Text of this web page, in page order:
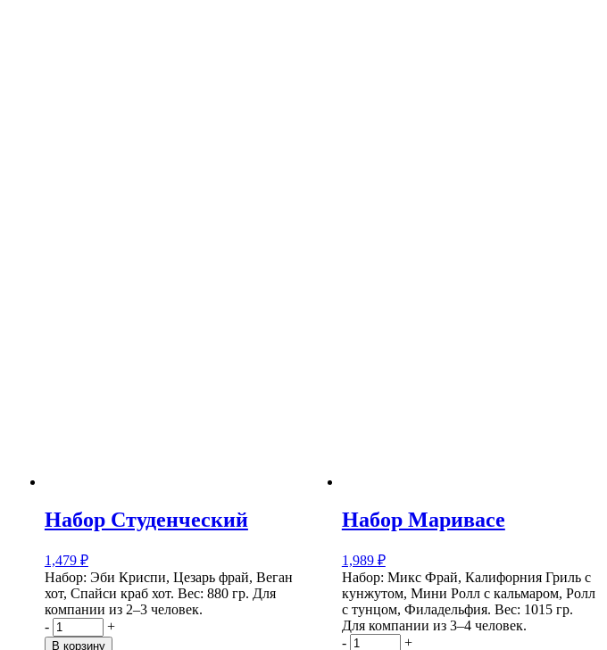
Набор Студенческий
1,479 ₽
Набор: Эби Криспи, Цезарь фрай, Веган
хот, Спайси краб хот. Вес: 880 гр. Для
компании из 2–3 человек.
-
+
В корзину
Набор Маривасе
1,989 ₽
Набор: Микс Фрай, Калифорния Гриль с
кунжутом, Мини Ролл с кальмаром, Ролл
с тунцом, Филадельфия. Вес: 1015 гр.
Для компании из 3–4 человек.
-
+